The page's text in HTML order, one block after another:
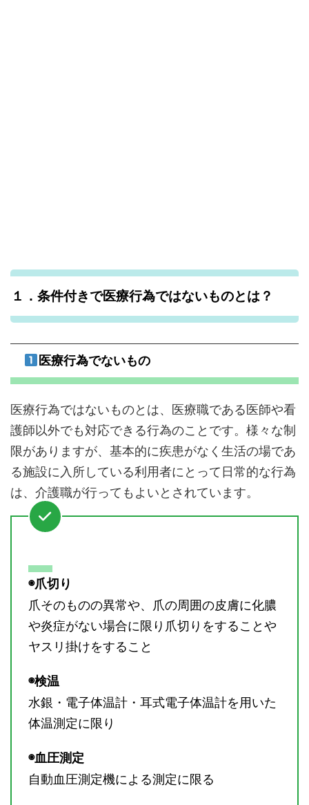
１．条件付きで医療行為ではないものとは？
医療行為でないもの
医療行為ではないものとは、医療職である医師や看
護師以外でも対応できる行為のことです。様々な制
限がありますが、基本的に疾患がなく生活の場であ
る施設に入所している利用者にとって日常的な行為
は、介護職が行ってもよいとされています。
◉爪切り
爪そのものの異常や、爪の周囲の皮膚に化膿
や炎症がない場合に限り爪切りをすることや
ヤスリ掛けをすること
◉検温
水銀・電子体温計・耳式電子体温計を用いた
体温測定に限り
◉血圧測定
自動血圧測定機による測定に限る